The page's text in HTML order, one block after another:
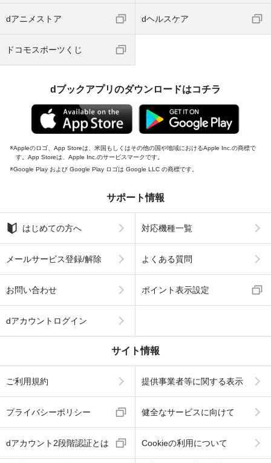
dアニメストア dヘルスケア
ドコモスポーツくじ
dブックアプリのダウンロードはコチラ
Appleのロゴ、App Storeは、米国もしくはその他の国や地域におけるApple Inc.の商標で
す。App Storeは、Apple Inc.のサービスマークです。
Google Play および Google Play ロゴは Google LLC の商標です。
サポート情報
はじめての方へ 対応機種一覧
メールサービス登録/解除 よくある質問
お問い合わせ ポイント表示設定
dアカウントログイン
サイト情報
ご利用規約 提供事業者等に関する表示
プライバシーポリシー 健全なサービスに向けて
dアカウント2段階認証とは Cookieの利用について